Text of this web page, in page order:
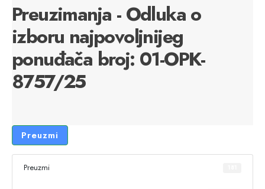
Preuzimanja - Odluka o
izboru najpovoljnijeg
ponuđača broj: 01-OPK-
8757/25
Preuzmi
Preuzmi